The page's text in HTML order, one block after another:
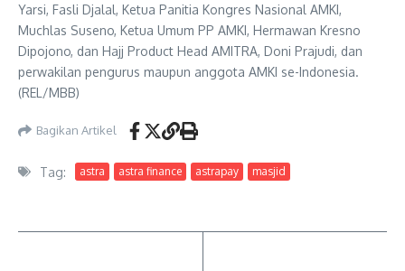
Yarsi, Fasli Djalal, Ketua Panitia Kongres Nasional AMKI,
Muchlas Suseno, Ketua Umum PP AMKI, Hermawan Kresno
Dipojono, dan Hajj Product Head AMITRA, Doni Prajudi, dan
perwakilan pengurus maupun anggota AMKI se-Indonesia.
(REL/MBB)
Bagikan Artikel
Tag: astra astra finance astrapay masjid